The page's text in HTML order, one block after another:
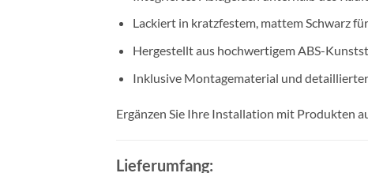
Lackiert in kratzfestem, mattem Schwarz
Hergestellt aus hochwertigem ABS-
Inklusive Montagematerial und
Ergänzen Sie Ihre Installation mit Produkten
Lieferumfang: